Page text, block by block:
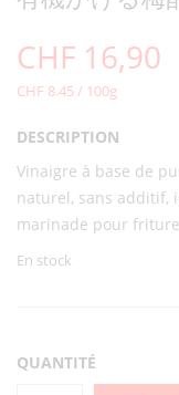
CHF 16,90
CHF 8.45 / 100g
DESCRIPTION
Vinaigre à base de
naturel, sans additif,
marinade pour friture
En stock
QUANTITÉ